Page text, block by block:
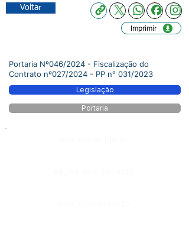
Voltar
Imprimir
Portaria Nº046/2024 - Fiscalização do
Contrato nº027/2024 - PP n° 031/2023
Legislação
Portaria